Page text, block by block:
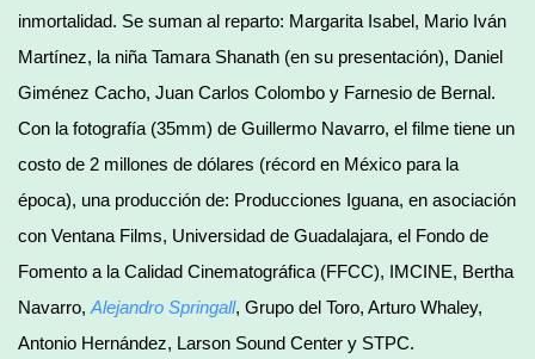
inmortalidad. Se suman al reparto: Margarita Isabel, Mario Iván
Martínez, la niña Tamara Shanath (en su presentación), Daniel
Giménez Cacho, Juan Carlos Colombo y Farnesio de Bernal.
Con la fotografía (35mm) de Guillermo Navarro, el filme tiene un
costo de 2 millones de dólares (récord en México para la
época), una producción de: Producciones Iguana, en asociación
con Ventana Films, Universidad de Guadalajara, el Fondo de
Fomento a la Calidad Cinematográfica (FFCC), IMCINE, Bertha
Navarro, Alejandro Springall, Grupo del Toro, Arturo Whaley,
Antonio Hernández, Larson Sound Center y STPC.